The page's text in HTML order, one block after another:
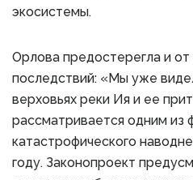
экосистемы.
Орлова предостерегла и
последствий: «Мы уже
верховьях реки Ия и ее
рассматривается одним из
катастрофического
году. Законопроект